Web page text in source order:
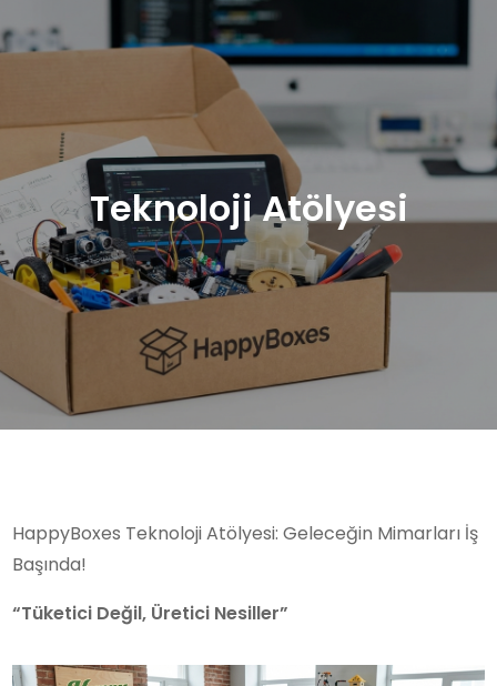
Teknoloji Atölyesi
HappyBoxes Teknoloji Atölyesi: Geleceğin Mimarları İş
Başında!
“Tüketici Değil, Üretici Nesiller”